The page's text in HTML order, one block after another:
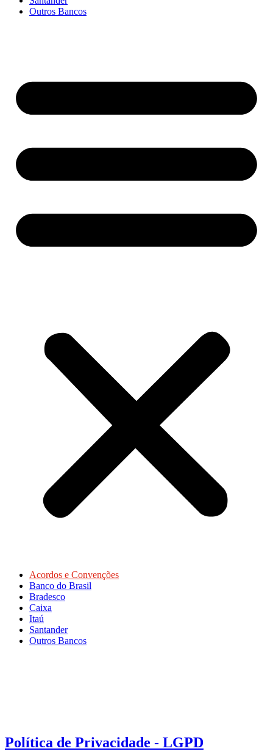
Outros Bancos
Acordos e Convenções
Banco do Brasil
Bradesco
Caixa
Itaú
Santander
Outros Bancos
Política de Privacidade - LGPD